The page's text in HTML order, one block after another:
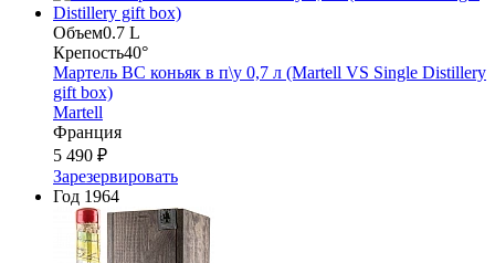
Объем0.7 L
Крепость40°
Мартель ВС коньяк в п\у 0,7 л (Martell VS Single Distillery
gift box)
Martell
Франция
5 490 ₽
Зарезервировать
Год 1964